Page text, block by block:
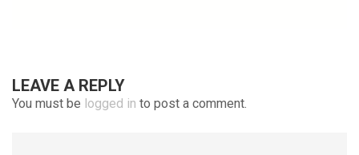
LEAVE A REPLY
You must be logged in to post a comment.